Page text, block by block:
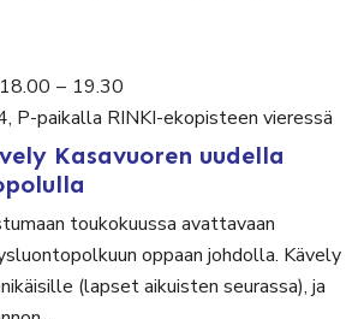
– 19.30
P-paikalla RINKI-ekopisteen vieressä
Kasavuoren uudella
toukokuussa avattavaan
oppaan johdolla. Kävely
(lapset aikuisten seurassa), ja